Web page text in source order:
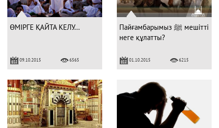
ӨМІРГЕ ҚАЙТА КЕЛУ...
09.10.2015 6565
Пайғамбарымыз ﷺ мешітті
неге құлатты?
01.10.2015 6215